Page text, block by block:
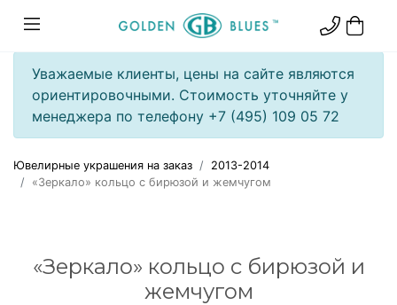
Уважаемые клиенты, цены на сайте являются
ориентировочными. Стоимость уточняйте у
менеджера по телефону +7 (495) 109 05 72
Ювелирные украшения на заказ
2013-2014
«Зеркало» кольцо с бирюзой и жемчугом
«Зеркало» кольцо с бирюзой и
жемчугом